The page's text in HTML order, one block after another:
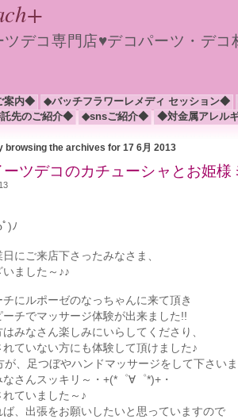
ツデコ専門店♥デコパーツ・デ
案内◆ ◆バッチフラワーレメディ セッション◆
先のご紹介◆ ◆snsご紹介◆ ◆対金属アレル
browsing the archives for 17 6月 2013
ツデコのカチューシャとお姫様
)ﾉ
にご来店下さったみなさま、
ました～♪♪
にルポーゼのなっちゃんに来て頂き
ーチでマッサージ体験が出来ました!!
みなさん楽しみにいらしてくださり、
れていない方にも体験して頂けました♪
が、足つぼやハンドマッサージをして下さい
さんスッキリ～・+(*゜∀゜*)+・
ていました～♪
ば、出張をお願いしたいと思っていますので